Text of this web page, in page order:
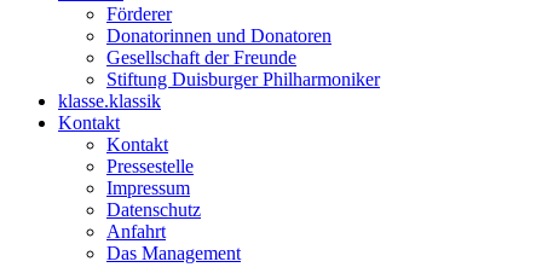
Förderer
Donatorinnen und Donatoren
Gesellschaft der Freunde
Stiftung Duisburger Philharmoniker
klasse.klassik
Kontakt
Kontakt
Pressestelle
Impressum
Datenschutz
Anfahrt
Das Management